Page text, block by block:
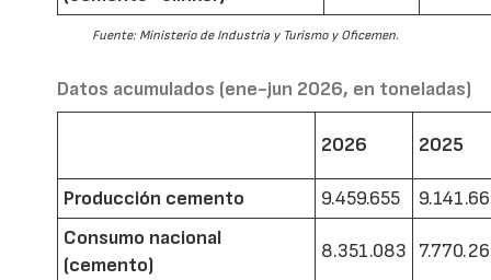
Fuente: Ministerio de Industria y Turismo y Oficemen.
Datos acumulados (ene-jun 2026, en toneladas)
2026 2025
Producción cemento 9.459.655
Consumo nacional
(cemento)
8.351.083